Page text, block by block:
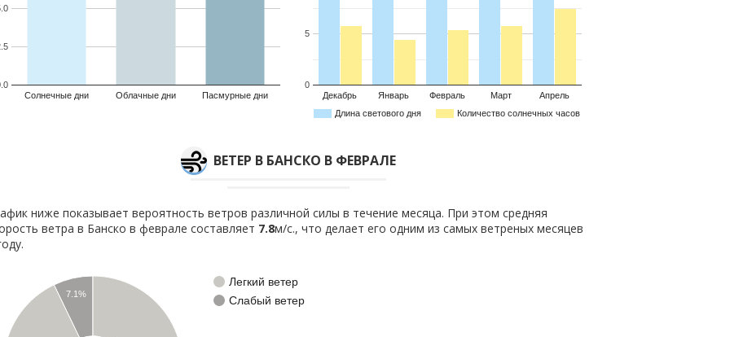
Солнечные дни Облачные дни Пасмурные дни
Длина светового дня Количество солнечных часов
Декабрь Январь Февраль Март Апрель
0
5
ВЕТЕР В БАНСКО В ФЕВРАЛЕ
ниже показывает вероятность ветров различной силы в течение месяца. При этом средняя
ветра в Банско в феврале составляет 7.8м/с., что делает его одним из самых ветреных месяцев
Легкий ветер
Слабый ветер
7.1%